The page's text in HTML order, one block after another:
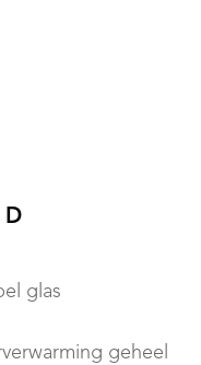
glas
geheel